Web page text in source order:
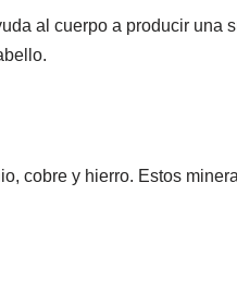
al cuerpo a producir una
cobre y hierro. Estos